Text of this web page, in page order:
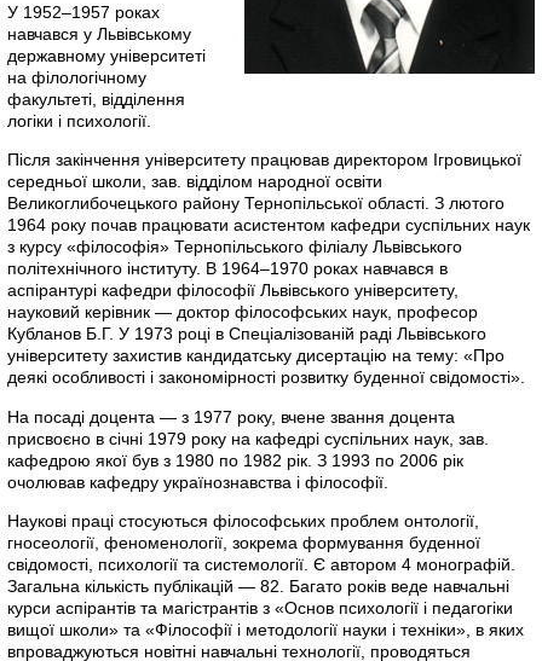
У 1952–1957 роках
навчався у Львівському
державному університеті
на філологічному
факультеті, відділення
логіки і психології.
Після закінчення університету працював директором Ігровицької
середньої школи, зав. відділом народної освіти
Великоглибочецького району Тернопільської області. З лютого
1964 року почав працювати асистентом кафедри суспільних наук
з курсу «філософія» Тернопільського філіалу Львівського
політехнічного інституту. В 1964–1970 роках навчався в
аспірантурі кафедри філософії Львівського університету,
науковий керівник — доктор філософських наук, професор
Кубланов Б.Г. У 1973 році в Спеціалізованій раді Львівського
університету захистив кандидатську дисертацію на тему: «Про
деякі особливості і закономірності розвитку буденної свідомості».
На посаді доцента — з 1977 року, вчене звання доцента
присвоєно в січні 1979 року на кафедрі суспільних наук, зав.
кафедрою якої був з 1980 по 1982 рік. З 1993 по 2006 рік
очолював кафедру українознавства і філософії.
Наукові праці стосуються філософських проблем онтології,
гносеології, феноменології, зокрема формування буденної
свідомості, психології та системології. Є автором 4 монографій.
Загальна кількість публікацій — 82. Багато років веде навчальні
курси аспірантів та магістрантів з «Основ психології і педагогіки
вищої школи» та «Філософії і методології науки і техніки», в яких
впроваджуються новітні навчальні технології, проводяться